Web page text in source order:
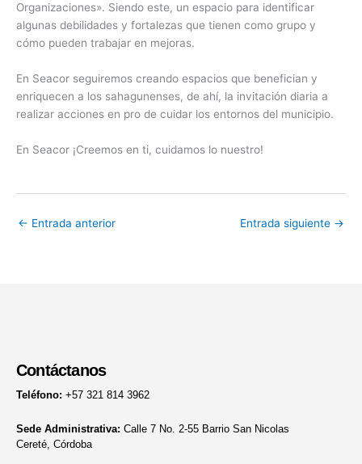
Organizaciones». Siendo este, un espacio para identificar
algunas debilidades y fortalezas que tienen como grupo y
cómo pueden trabajar en mejoras.
En Seacor seguiremos creando espacios que benefician y
enriquecen a los sahagunenses, de ahí, la invitación diaria a
realizar acciones en pro de cuidar los entornos del municipio.
En Seacor ¡Creemos en ti, cuidamos lo nuestro!
← Entrada anterior Entrada siguiente →
Contáctanos
Teléfono: +57 321 814 3962
Sede Administrativa: Calle 7 No. 2-55 Barrio San Nicolas
Cereté, Córdoba